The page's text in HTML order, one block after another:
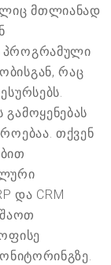
მთლიანად
პროგრამული
რაც
თქვენ
და CRM